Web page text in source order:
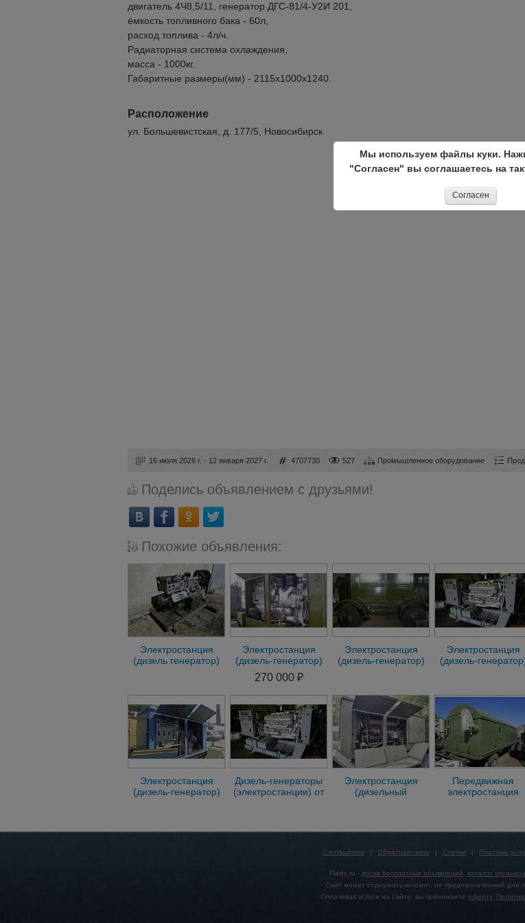
двигатель 4Ч8,5/11, генератор ДГС-81/4-У2И 201,
ёмкость топливного бака - 60л,
расход топлива - 4л/ч.
Радиаторная система охлаждения,
масса - 1000кг.
Габаритные размеры(мм) - 2115х1000х1240.
Расположение
ул. Большевистская, д. 177/5, Новосибирск
16 июля 2026 г. - 12 января 2027 г. 4707730 527 Промышленное оборудование
Поделись объявлением с друзьями!
Похожие объявления:
Электростанция
(дизель генератор)
Электростанция
(дизель-генератор)
АД-30Т/400 с
хранения
270 000 ₽
Электростанция
(дизель-генератор)
Электростанция
(дизель-
Электростанция
(дизель-генератор)
Дизель-генераторы
(электростанции) от
Электростанция
(дизельный
Передвижная
электростанция
Соглашение | Обратная связь | Статьи | Платные
Flado.ru - доска бесплатных объявлений, каталог
Сайт может содержать контент, не предназначенный для
Оплачивая услуги на сайте, вы принимаете оферту.
Мы используем файлы куки.
"Согласен" вы соглашаетесь на
Согласен